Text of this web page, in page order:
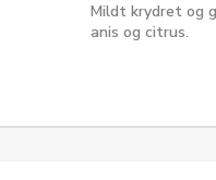
Mildt krydret og
anis og citrus.